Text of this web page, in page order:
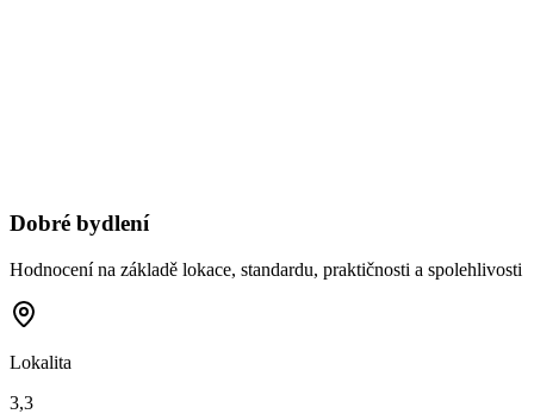
Dobré bydlení
Hodnocení na základě lokace, standardu, praktičnosti a spolehlivosti
Lokalita
3,3